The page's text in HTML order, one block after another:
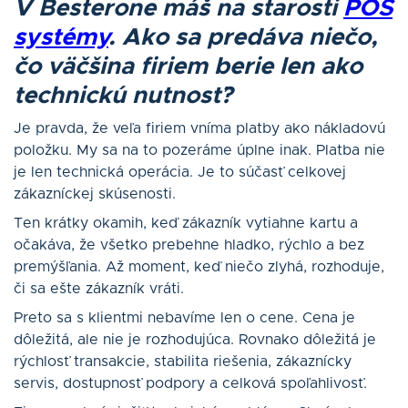
V Besterone máš na starostiPOS
systémy. Ako sa predáva niečo,
čo väčšina firiem berie len ako
technickú nutnosť?
Je pravda, že veľa firiem vníma platby ako nákladovú
položku. My sa na to pozeráme úplne inak. Platba nie
je len technická operácia. Je to súčasť celkovej
zákazníckej skúsenosti.
Ten krátky okamih, keď zákazník vytiahne kartu a
očakáva, že všetko prebehne hladko, rýchlo a bez
premýšľania. Až moment, keď niečo zlyhá, rozhoduje,
či sa ešte zákazník vráti.
Preto sa s klientmi nebavíme len o cene. Cena je
dôležitá, ale nie je rozhodujúca. Rovnako dôležitá je
rýchlosť transakcie, stabilita riešenia, zákaznícky
servis, dostupnosť podpory a celková spoľahlivosť.